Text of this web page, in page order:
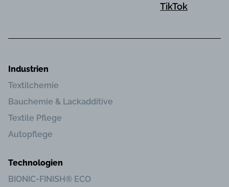
TikTok
Industrien
Textilchemie
Bauchemie & Lackadditive
Textile Pflege
Autopflege
Technologien
BIONIC-FINISH® ECO